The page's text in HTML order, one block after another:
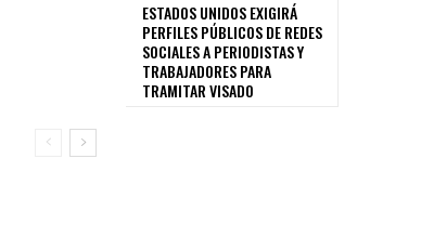
ESTADOS UNIDOS EXIGIRÁ
PERFILES PÚBLICOS DE REDES
SOCIALES A PERIODISTAS Y
TRABAJADORES PARA
TRAMITAR VISADO